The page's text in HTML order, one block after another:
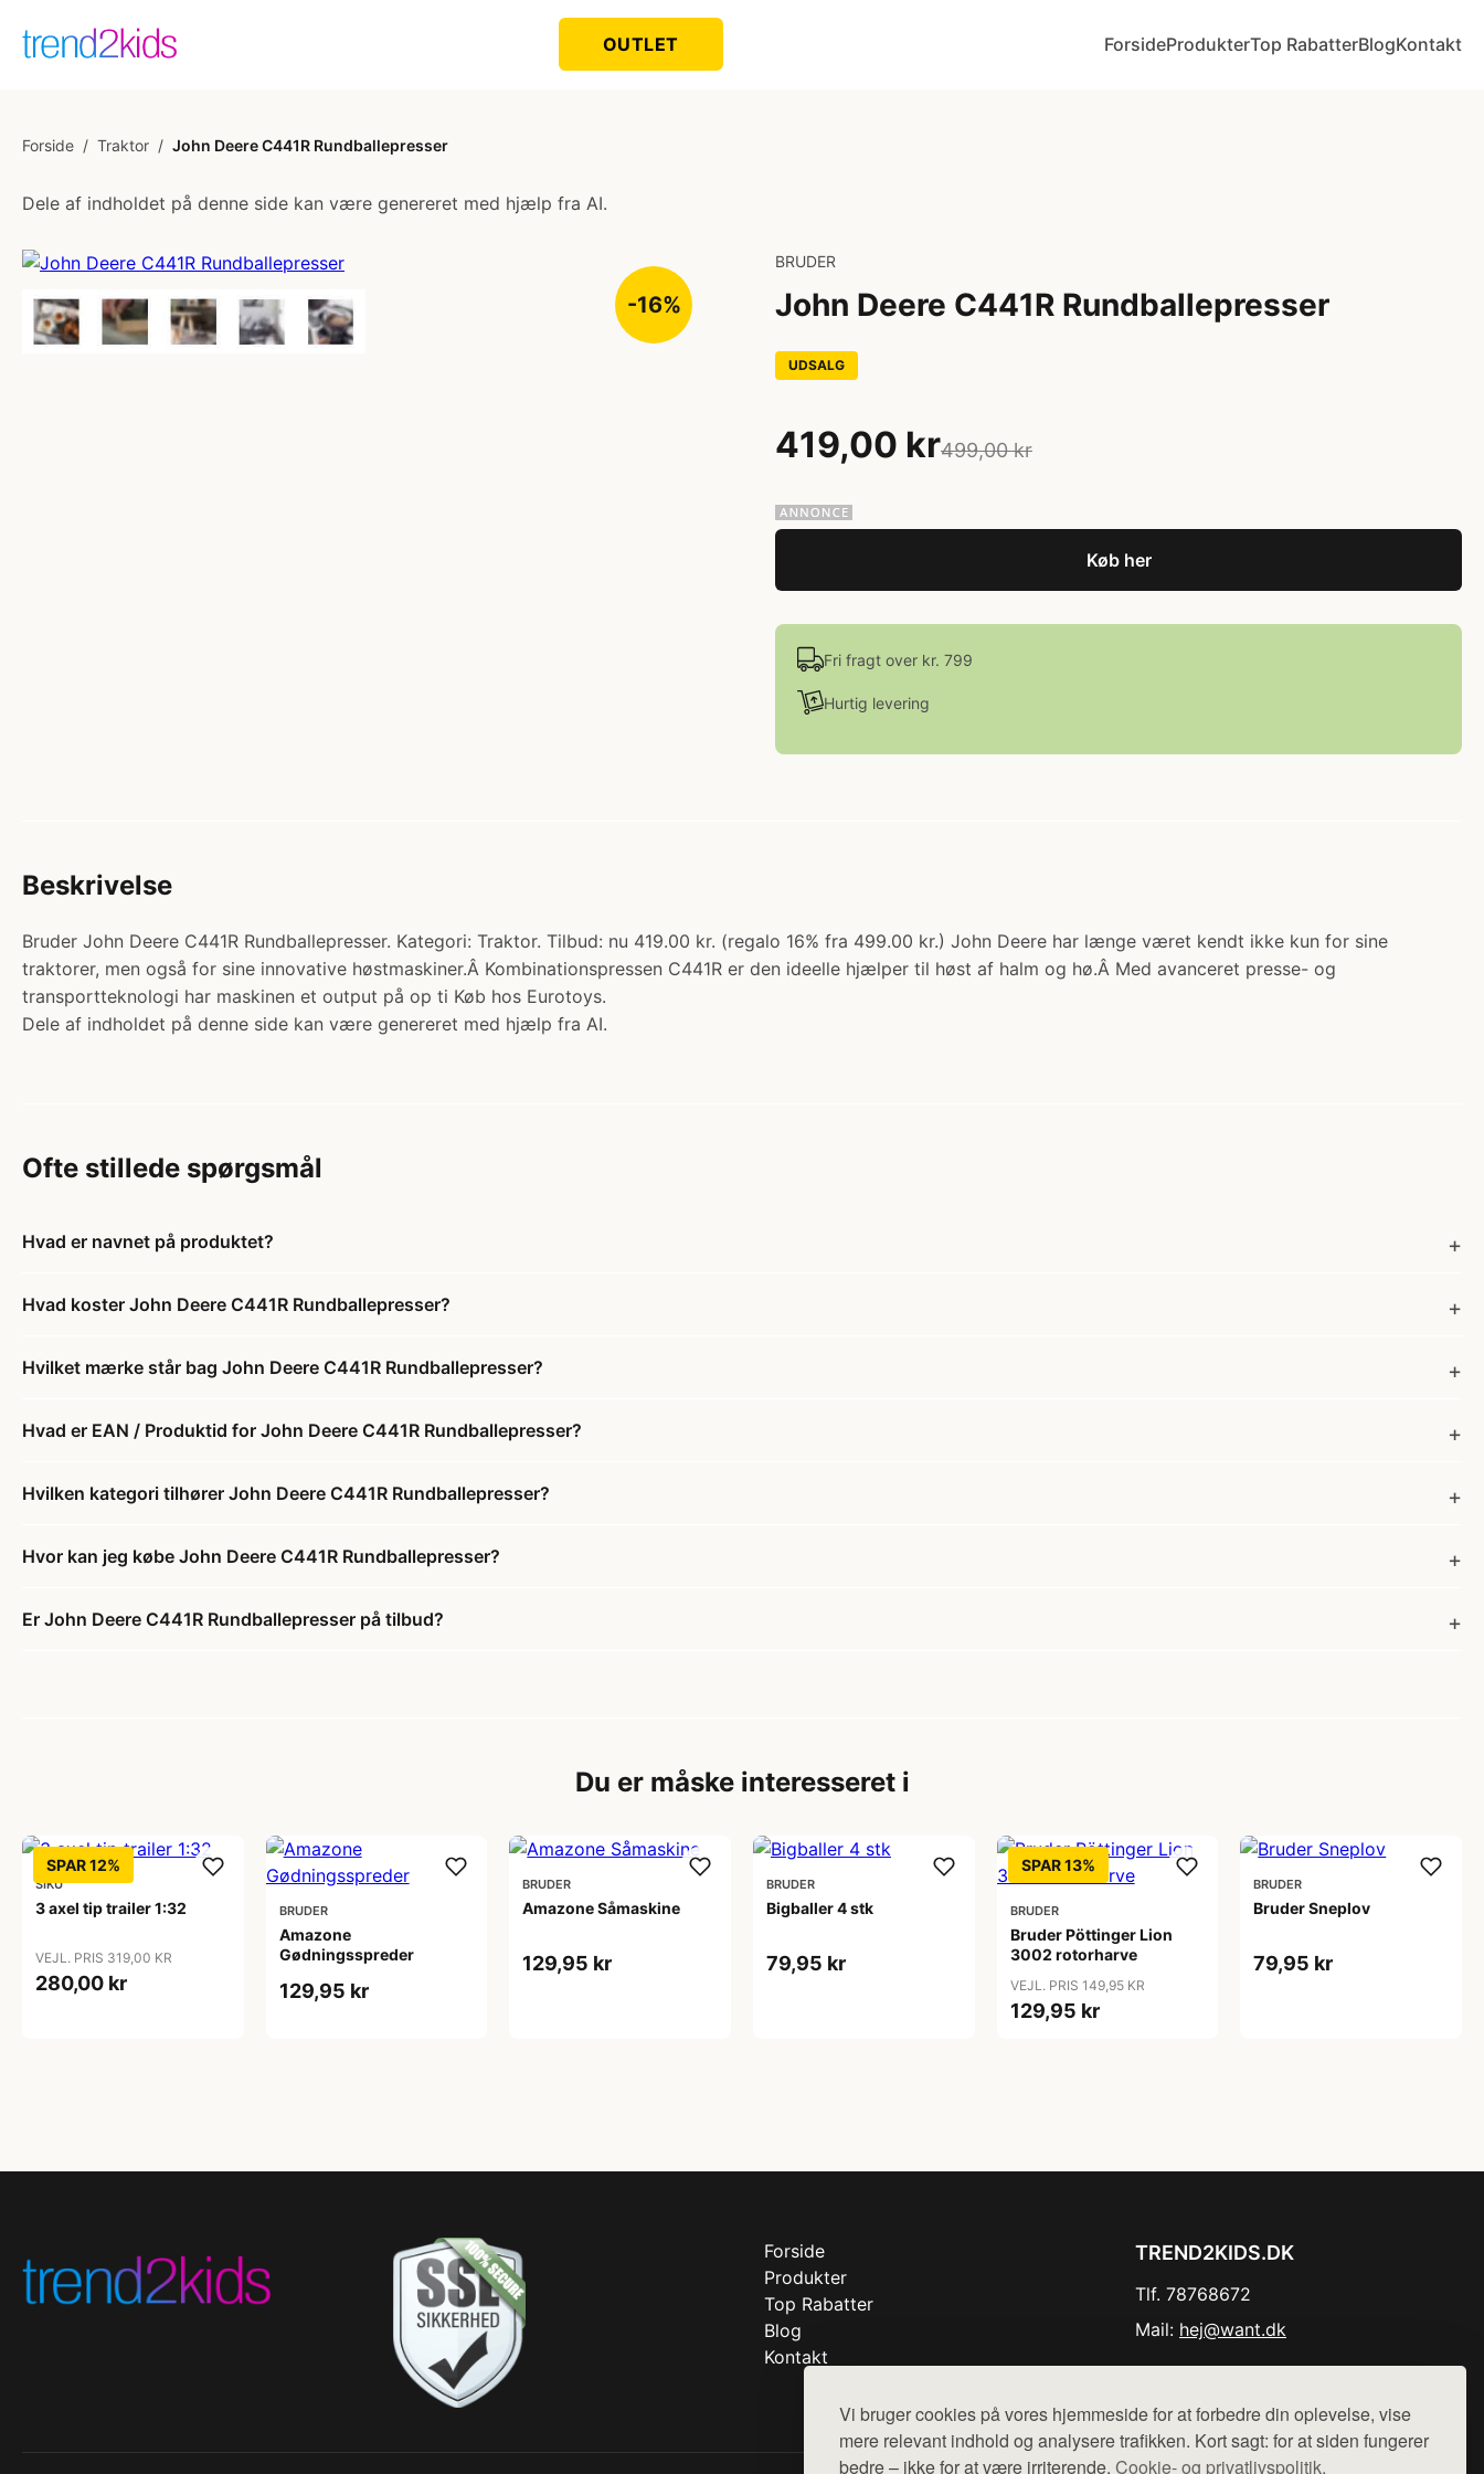
Vi bruger cookies på vores hjemmeside for at forbedre din oplevelse, vise
mere relevant indhold og analysere trafikken. Kort sagt: for at siden fungerer
bedre – ikke for at være irriterende. Cookie- og privatlivspolitik.
OUTLET ForsideProdukterTop RabatterBlogKontakt
Forside / Traktor / John Deere C441R Rundballepresser
Dele af indholdet på denne side kan være genereret med hjælp fra AI.
-16%
BRUDER
John Deere C441R Rundballepresser
UDSALG
419,00 kr499,00 kr
Køb her
Fri fragt over kr. 799
Hurtig levering
Beskrivelse
Bruder John Deere C441R Rundballepresser. Kategori: Traktor. Tilbud: nu 419.00 kr. (regalo 16% fra 499.00 kr.) John Deere har længe været kendt ikke kun for sine
traktorer, men også for sine innovative høstmaskiner.Â Kombinationspressen C441R er den ideelle hjælper til høst af halm og hø.Â Med avanceret presse- og
transportteknologi har maskinen et output på op ti Køb hos Eurotoys.
Dele af indholdet på denne side kan være genereret med hjælp fra AI.
Ofte stillede spørgsmål
Hvad er navnet på produktet?
Hvad koster John Deere C441R Rundballepresser?
Hvilket mærke står bag John Deere C441R Rundballepresser?
Hvad er EAN / Produktid for John Deere C441R Rundballepresser?
Hvilken kategori tilhører John Deere C441R Rundballepresser?
Hvor kan jeg købe John Deere C441R Rundballepresser?
Er John Deere C441R Rundballepresser på tilbud?
Du er måske interesseret i
SPAR 12%
SIKU
3 axel tip trailer 1:32
VEJL. PRIS 319,00 KR
280,00 kr
BRUDER
Amazone
Gødningsspreder
129,95 kr
BRUDER
Amazone Såmaskine
129,95 kr
BRUDER
Bigballer 4 stk
79,95 kr
SPAR 13%
BRUDER
Bruder Pöttinger Lion
3002 rotorharve
VEJL. PRIS 149,95 KR
129,95 kr
BRUDER
Bruder Sneplov
79,95 kr
Forside
Produkter
Top Rabatter
Blog
Kontakt
TREND2KIDS.DK
Tlf. 78768672
Mail: hej@want.dk